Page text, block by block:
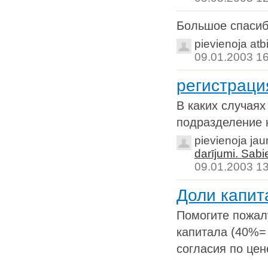
Большое
pievienoja
09.01.2003
В каких
подразделение
pievienoja
darījumi.
09.01.2003
Доли
Помогите
капитала
согласия по